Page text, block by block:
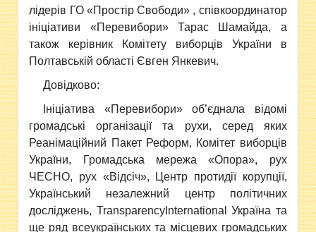
лідерів ГО «Простір Свободи» , співкоординатор
ініціативи «Перевибори» Тарас Шамайда, а
також керівник Комітету виборців України в
Полтавській області Євген Янкевич.
Довідково:
Ініціатива «Перевибори» об’єднала відомі
громадські організації та рухи, серед яких
Реанімаційний Пакет Реформ, Комітет виборців
України, Громадська мережа «Опора», рух
ЧЕСНО, рух «Відсіч», Центр протидії корупції,
Український незалежний центр політичних
досліджень, TransparencyInternational Україна та
ще ряд всеукраїнських та місцевих громадських